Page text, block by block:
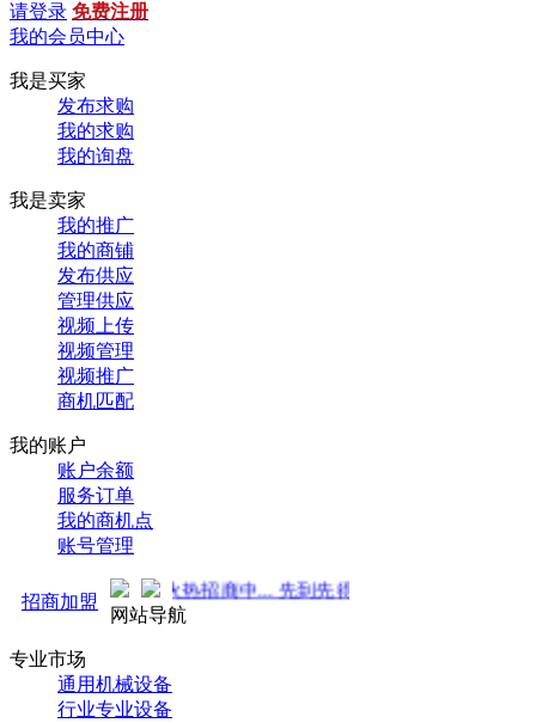
请登录 免费注册
我的会员中心
我是买家
发布求购
我的求购
我的询盘
我是卖家
我的推广
我的商铺
发布供应
管理供应
视频上传
视频管理
视频推广
商机匹配
我的账户
账户余额
服务订单
我的商机点
账号管理
招商加盟
来袭！火热招商中... 先到先得 ！
网站导航
专业市场
通用机械设备
行业专业设备